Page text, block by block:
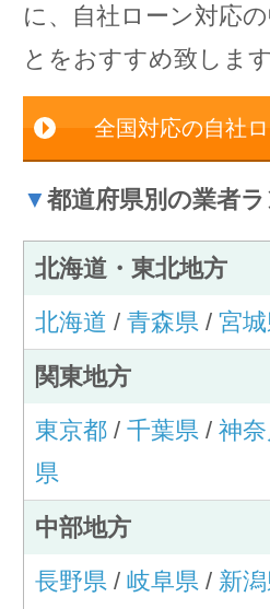
に、自社ローン対応
とをおすすめ致します
全国対応の自社
▼ 都道府県別の業者
北海道・東北地方
北海道 / 青森県/ 宮
関東地方
東京都/ 千葉県/ 神
県
中部地方
長野県/ 岐阜県/ 新